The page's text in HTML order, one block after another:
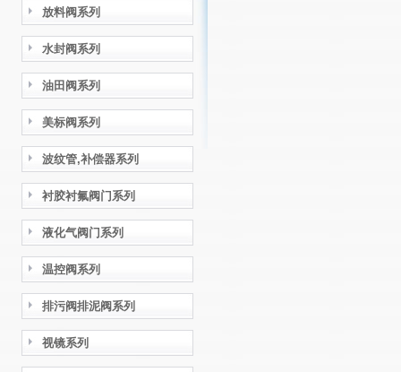
放料阀系列
水封阀系列
油田阀系列
美标阀系列
波纹管,补偿器系列
衬胶衬氟阀门系列
液化气阀门系列
温控阀系列
排污阀排泥阀系列
视镜系列